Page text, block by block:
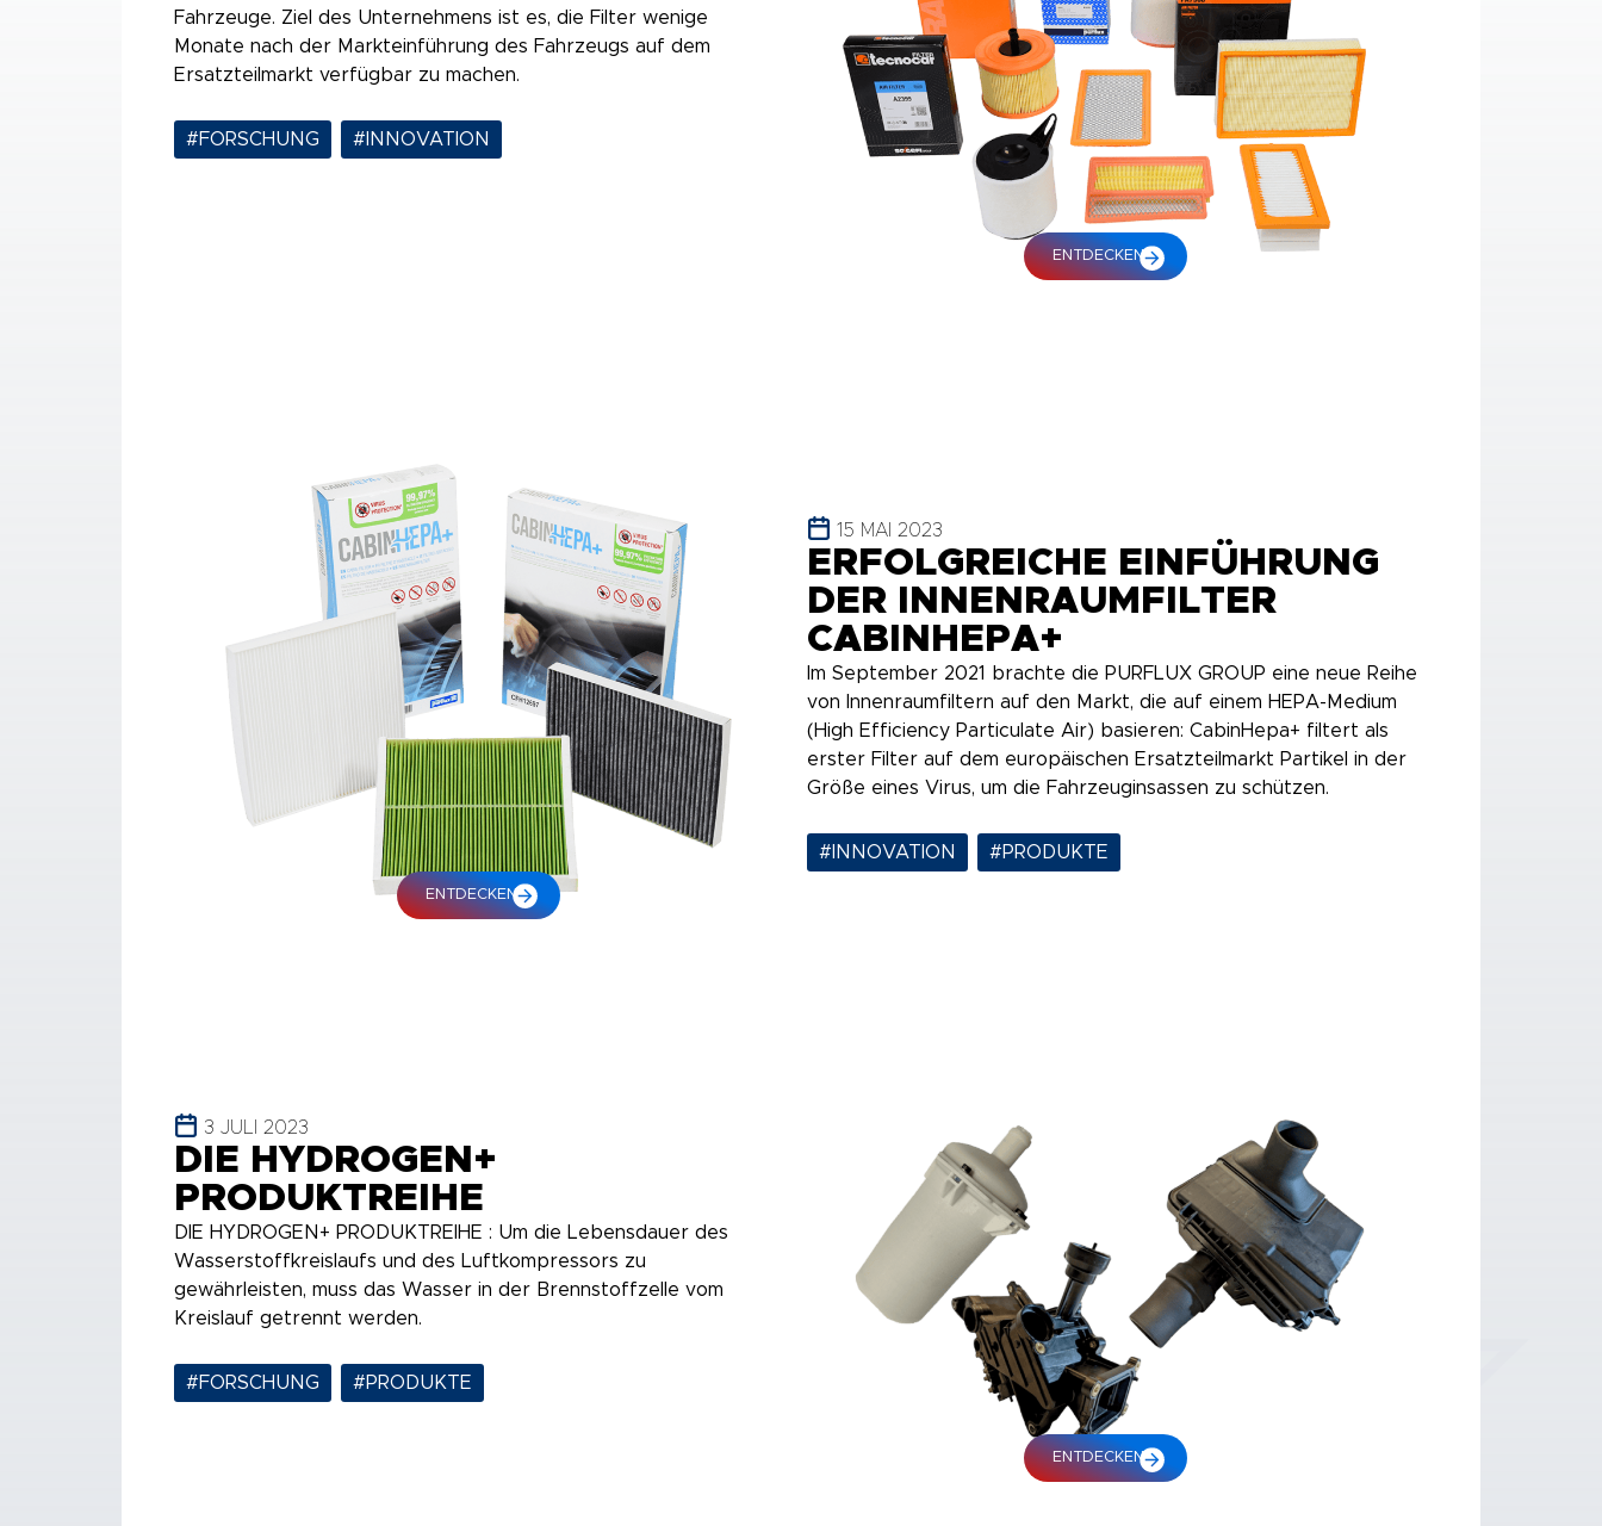
Fahrzeuge. Ziel des Unternehmens ist es, die Filter wenige
Monate nach der Markteinführung des Fahrzeugs auf dem
Ersatzteilmarkt verfügbar zu machen.
#FORSCHUNG #INNOVATION
ENTDECKEN
ENTDECKEN
15 MAI 2023
ERFOLGREICHE EINFÜHRUNG
DER INNENRAUMFILTER
CABINHEPA+
Im September 2021 brachte die PURFLUX GROUP eine neue Reihe
von Innenraumfiltern auf den Markt, die auf einem HEPA-Medium
(High Efficiency Particulate Air) basieren: CabinHepa+ filtert als
erster Filter auf dem europäischen Ersatzteilmarkt Partikel in der
Größe eines Virus, um die Fahrzeuginsassen zu schützen.
#INNOVATION #PRODUKTE
3 JULI 2023
DIE HYDROGEN+
PRODUKTREIHE
DIE HYDROGEN+ PRODUKTREIHE : Um die Lebensdauer des
Wasserstoffkreislaufs und des Luftkompressors zu
gewährleisten, muss das Wasser in der Brennstoffzelle vom
Kreislauf getrennt werden.
#FORSCHUNG #PRODUKTE
ENTDECKEN